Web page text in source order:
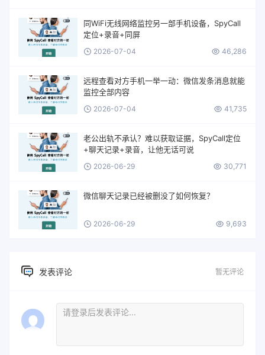
同WiFi无线网络监控另一部手机设备，SpyCall
定位+录音+同屏
2026-07-04 46,286
远程查看对方手机一举一动：微信发条消息就能
监控全部内容
2026-07-04 41,735
老公出轨不承认？难以获取证据，SpyCall定位
+聊天记录+录音，让他无话可说
2026-06-29 30,771
微信聊天记录已经被删没了如何恢复？
2026-06-29 9,693
发表评论 暂无评论